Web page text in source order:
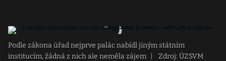
Podle zákona úřad nejprve palác nabídl jiným státním
institucím, žádná z nich ale neměla zájem
Zdroj: ÚZSVM